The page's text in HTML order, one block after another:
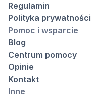
Regulamin
Polityka prywatności
Pomoc i wsparcie
Blog
Centrum pomocy
Opinie
Kontakt
Inne